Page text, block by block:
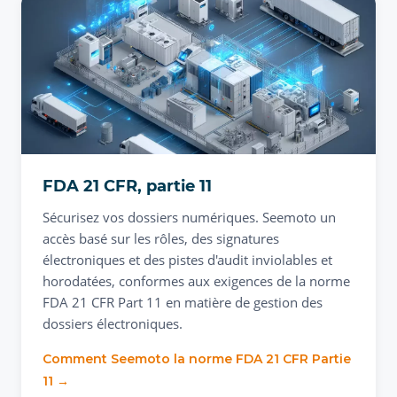
FDA 21 CFR, partie 11
Sécurisez vos dossiers numériques. Seemoto un
accès basé sur les rôles, des signatures
électroniques et des pistes d'audit inviolables et
horodatées, conformes aux exigences de la norme
FDA 21 CFR Part 11 en matière de gestion des
dossiers électroniques.
Comment Seemoto la norme FDA 21 CFR Partie
11 →